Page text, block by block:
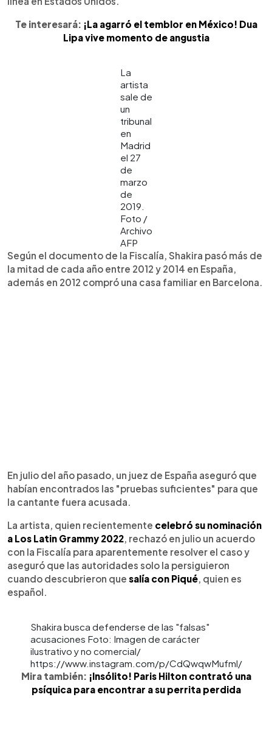
Te interesará: ¡La agarró el temblor en México! Dua
Lipa vive momento de angustia
La
artista
sale de
un
tribunal
en
Madrid
el 27
de
marzo
de
2019.
Foto /
Archivo
AFP
Según el documento de la Fiscalía, Shakira pasó más de
la mitad de cada año entre 2012 y 2014 en España,
además en 2012 compró una casa familiar en Barcelona.
En julio del año pasado, un juez de España aseguró que
habían encontrados las "pruebas suficientes" para que
la cantante fuera acusada.
La artista, quien recientemente celebró su nominación
a Los Latin Grammy 2022, rechazó en julio un acuerdo
con la Fiscalía para aparentemente resolver el caso y
aseguró que las autoridades solo la persiguieron
cuando descubrieron que salía con Piqué, quien es
español.
Shakira busca defenderse de las "falsas"
acusaciones Foto: Imagen de carácter
ilustrativo y no comercial/
https://www.instagram.com/p/CdQwqwMufml/
Mira también: ¡Insólito! Paris Hilton contrató una
psíquica para encontrar a su perrita perdida